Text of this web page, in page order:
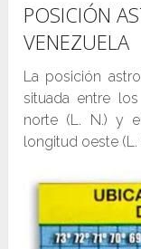
POSICIÓN
VENEZUELA
La posición
situada entre los
norte (L. N.) y
longitud oeste (L.